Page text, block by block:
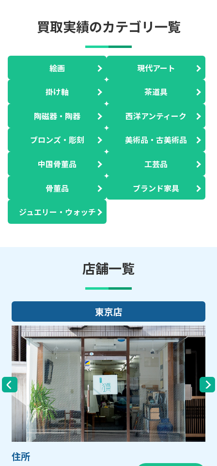
買取実績のカテゴリ一覧
絵画 現代アート
掛け軸 茶道具
陶磁器・陶器 西洋アンティーク
ブロンズ・彫刻 美術品・古美術品
中国骨董品 工芸品
骨董品 ブランド家具
ジュエリー・ウォッチ
店舗一覧
大阪店
住所